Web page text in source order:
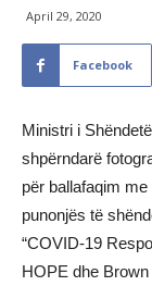
April 29, 2020
Facebook
Ministri i
shpërndarë
për ballafaqim
punonjës të
“COVID-19
HOPE dhe